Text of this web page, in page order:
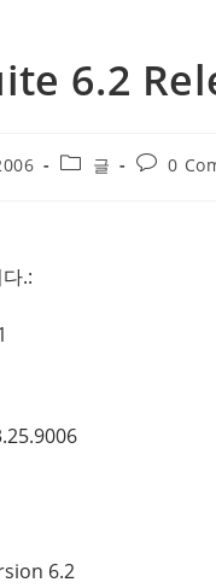
6.2
Post글
Post0
.:
6.2